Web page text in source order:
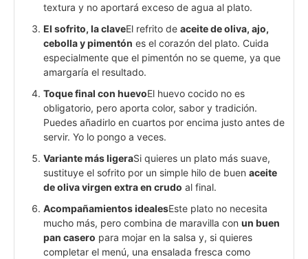
textura y no aportará exceso de agua al plato.
El sofrito, la claveEl refrito de aceite de oliva, ajo,
cebolla y pimentón es el corazón del plato. Cuida
especialmente que el pimentón no se queme, ya que
amargaría el resultado.
Toque final con huevoEl huevo cocido no es
obligatorio, pero aporta color, sabor y tradición.
Puedes añadirlo en cuartos por encima justo antes de
servir. Yo lo pongo a veces.
Variante más ligeraSi quieres un plato más suave,
sustituye el sofrito por un simple hilo de buen aceite
de oliva virgen extra en crudo al final.
Acompañamientos idealesEste plato no necesita
mucho más, pero combina de maravilla con un buen
pan casero para mojar en la salsa y, si quieres
completar el menú, una ensalada fresca como